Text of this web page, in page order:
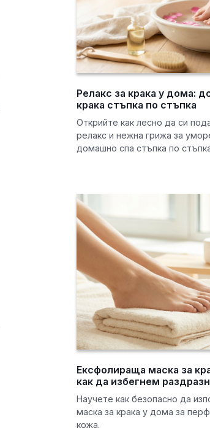
Релакс за крака у дома:
крака стъпка по стъпка
Открийте как лесно да си
релакс и нежна грижа за
домашно спа стъпка по
Ексфолираща маска за
как да избегнем
Научете как безопасно да
маска за крака у дома за
кожа.